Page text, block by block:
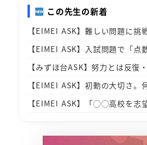
この先生の新着
【EIMEI ASK】難しい問題に
【EIMEI ASK】入試問題で「
【みずほ台ASK】努力とは反復
【EIMEI ASK】初動の大切さ
【EIMEI ASK】「◯◯高校を志